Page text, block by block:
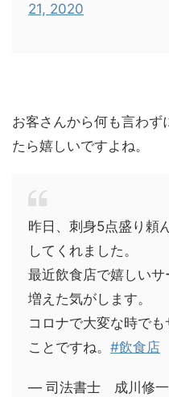
21, 2020
お客さんから何も言わ
たら嬉しいですよね。
昨日、刺身5点盛り頼
してくれました。
最近飲食店で嬉しい
増えた気がします。
コロナで大変な時で
ことですね。 #飲食店
— 司法書士 成川修